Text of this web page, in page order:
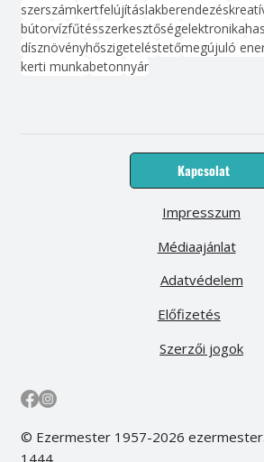
szerszámkertfelújításlakberendezés
bútorvízfűtésszerkesztőségelektronika
dísznövényhőszigeteléstetőmegújuló
kerti munkabetonnyár
Kapcsolat
Médiaajánlat
Előfizetés
Impresszum
Adatvédelem
Szerzői jogok
© Ezermester 1957-2026
1444